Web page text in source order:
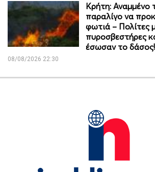
Κρήτη: Αναμμένο
παραλίγο να
φωτιά – Πολίτες
πυροσβεστήρες
έσωσαν το δάσος!
08/08/2026 22:30